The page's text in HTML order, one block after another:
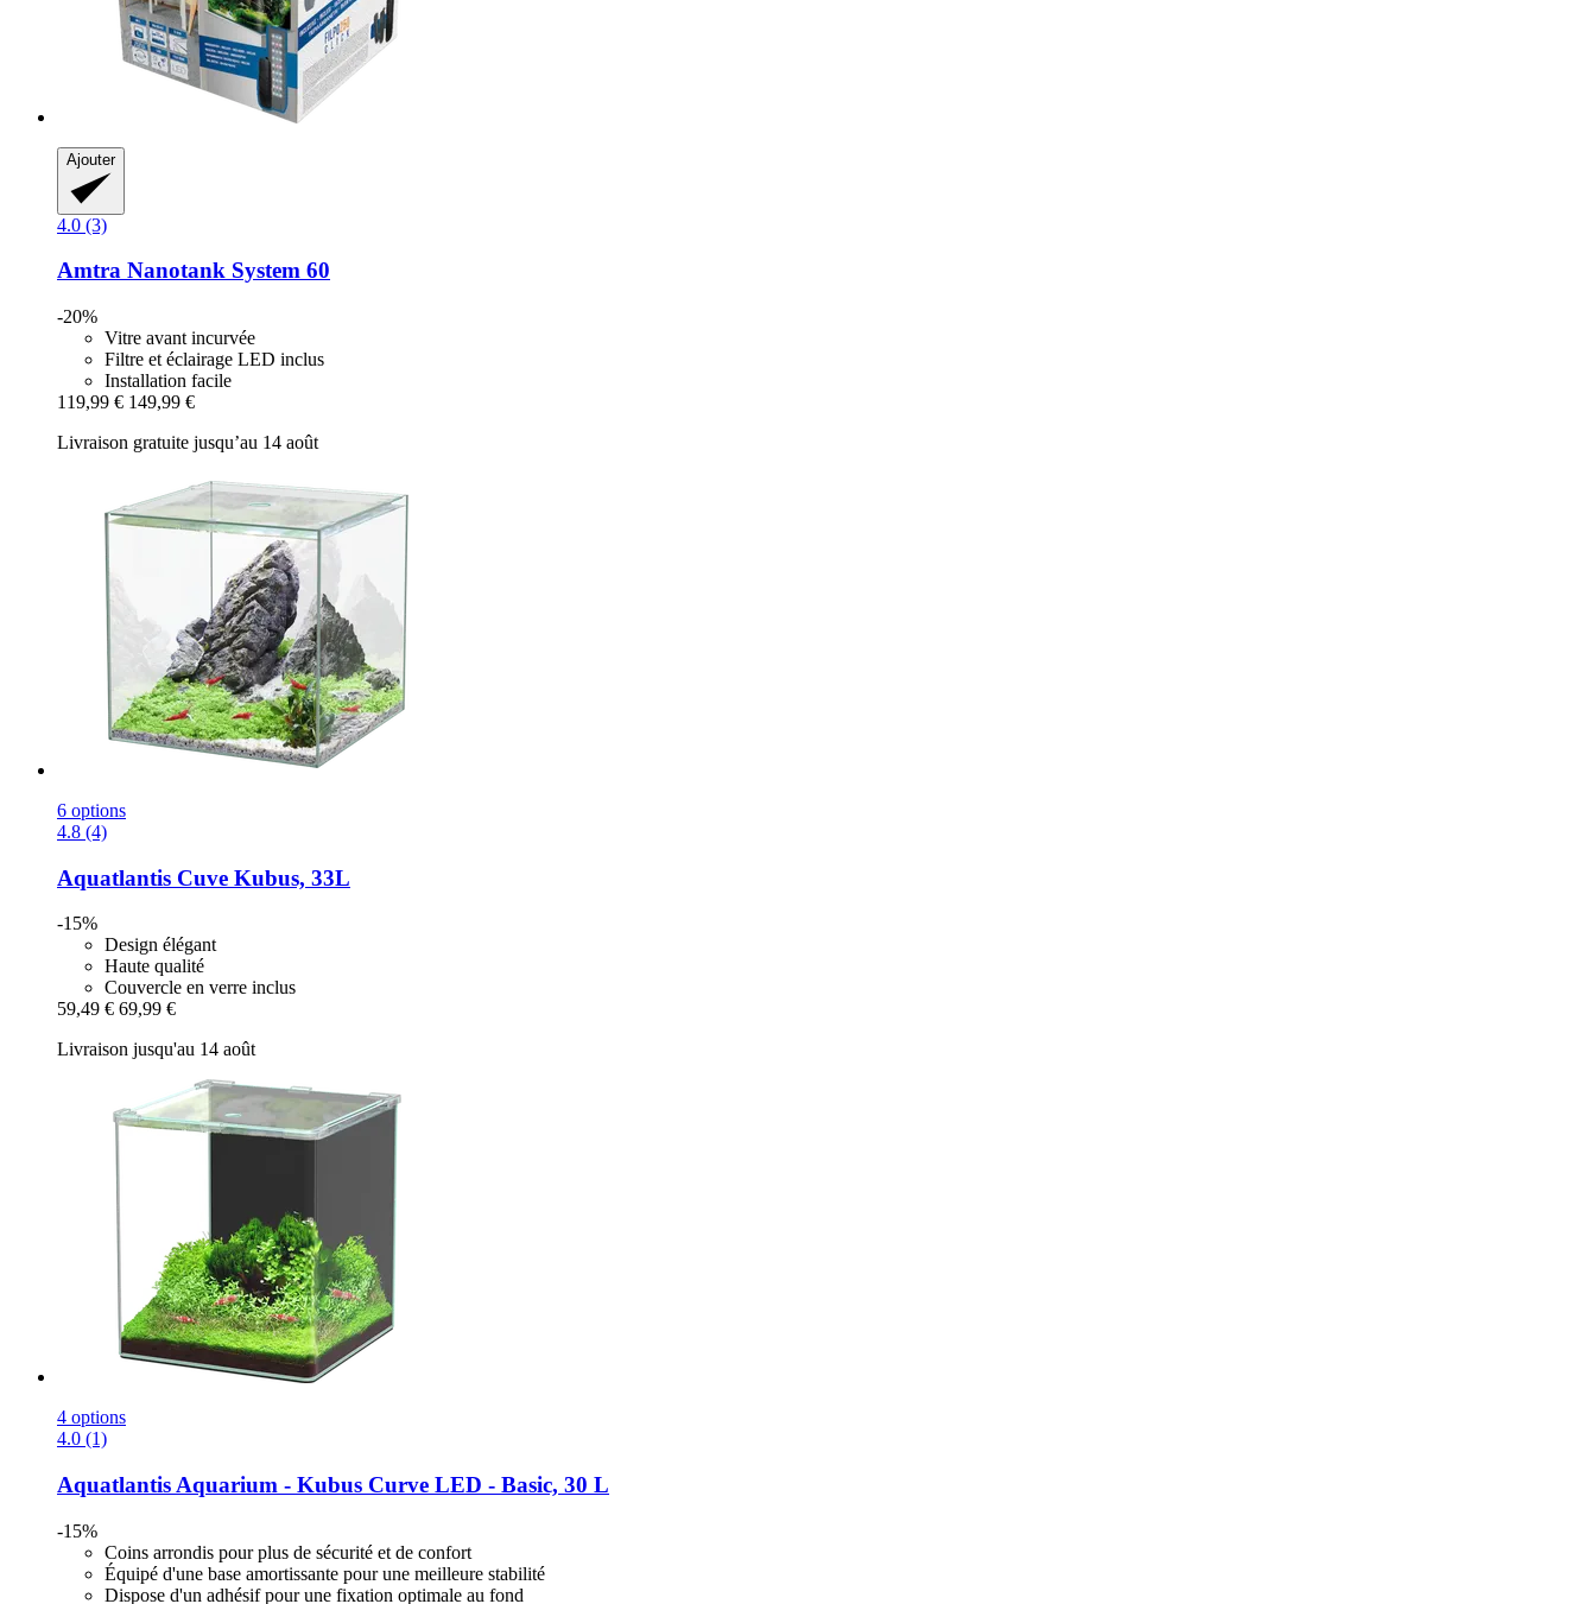
Ajouter
4.0 (3)
Amtra Nanotank System 60
-20%
Vitre avant incurvée
Filtre et éclairage LED inclus
Installation facile
119,99 € 149,99 €
Livraison gratuite jusqu’au 14 août
6 options
4.8 (4)
Aquatlantis Cuve Kubus, 33L
-15%
Design élégant
Haute qualité
Couvercle en verre inclus
59,49 € 69,99 €
Livraison jusqu'au 14 août
4 options
4.0 (1)
Aquatlantis Aquarium -​ Kubus Curve LED -​ Basic, 30 L
-15%
Coins arrondis pour plus de sécurité et de confort
Équipé d'une base amortissante pour une meilleure stabilité
Dispose d'un adhésif pour une fixation optimale au fond